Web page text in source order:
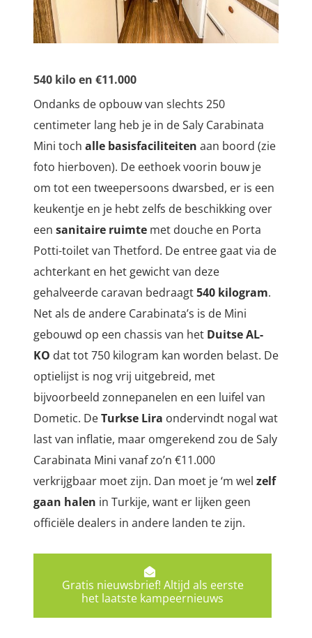
540 kilo en €11.000
Ondanks de opbouw van slechts 250
centimeter lang heb je in de Saly Carabinata
Mini toch alle basisfaciliteiten aan boord (zie
foto hierboven). De eethoek voorin bouw je
om tot een tweepersoons dwarsbed, er is een
keukentje en je hebt zelfs de beschikking over
een sanitaire ruimte met douche en Porta
Potti-toilet van Thetford. De entree gaat via de
achterkant en het gewicht van deze
gehalveerde caravan bedraagt540 kilogram.
Net als de andere Carabinata’s is de Mini
gebouwd op een chassis van het Duitse AL-
KO dat tot 750 kilogram kan worden belast. De
optielijst is nog vrij uitgebreid, met
bijvoorbeeld zonnepanelen en een luifel van
Dometic. DeTurkse Lira ondervindt nogal wat
last van inflatie, maar omgerekend zou de Saly
Carabinata Mini vanaf zo’n €11.000
verkrijgbaar moet zijn. Dan moet je ‘m wel zelf
gaan halen in Turkije, want er lijken geen
officiële dealers in andere landen te zijn.
Gratis nieuwsbrief! Altijd als eerste
het laatste kampeernieuws